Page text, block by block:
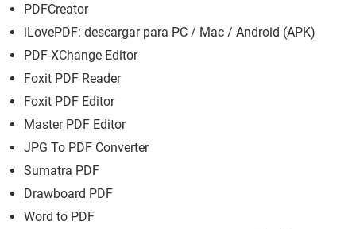
PDFCreator
iLovePDF: descargar para PC / Mac / Android (APK)
PDF-XChange Editor
Foxit PDF Reader
Foxit PDF Editor
Master PDF Editor
JPG To PDF Converter
Sumatra PDF
Drawboard PDF
Word to PDF